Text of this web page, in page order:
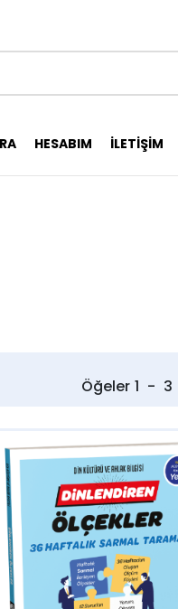
HESABIM İLETIŞIM
Öğeler 1 - 3